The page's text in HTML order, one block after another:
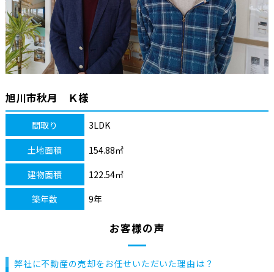
旭川市秋月 Ｋ様
間取り 3LDK
土地面積 154.88㎡
建物面積 122.54㎡
築年数 9年
お客様の声
弊社に不動産の売却をお任せいただいた理由は？